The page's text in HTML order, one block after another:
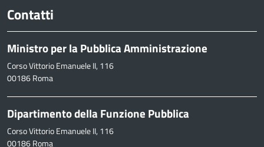
Contatti
Ministro per la Pubblica Amministrazione
Corso Vittorio Emanuele II, 116
00186 Roma
Dipartimento della Funzione Pubblica
Corso Vittorio Emanuele II, 116
00186 Roma